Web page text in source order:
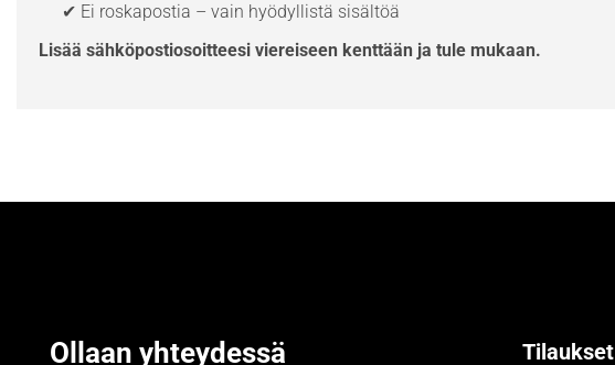
✔ Ei roskapostia – vain hyödyllistä sisältöä
Lisää sähköpostiosoitteesi viereiseen kenttään ja tule mukaan.
Ollaan yhteydessä Tilaukset